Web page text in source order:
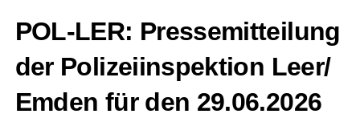
POL-LER: Pres­se­mit­tei­lung
der Poli­zei­in­spek­ti­on Leer/
Emden für den 29.06.2026